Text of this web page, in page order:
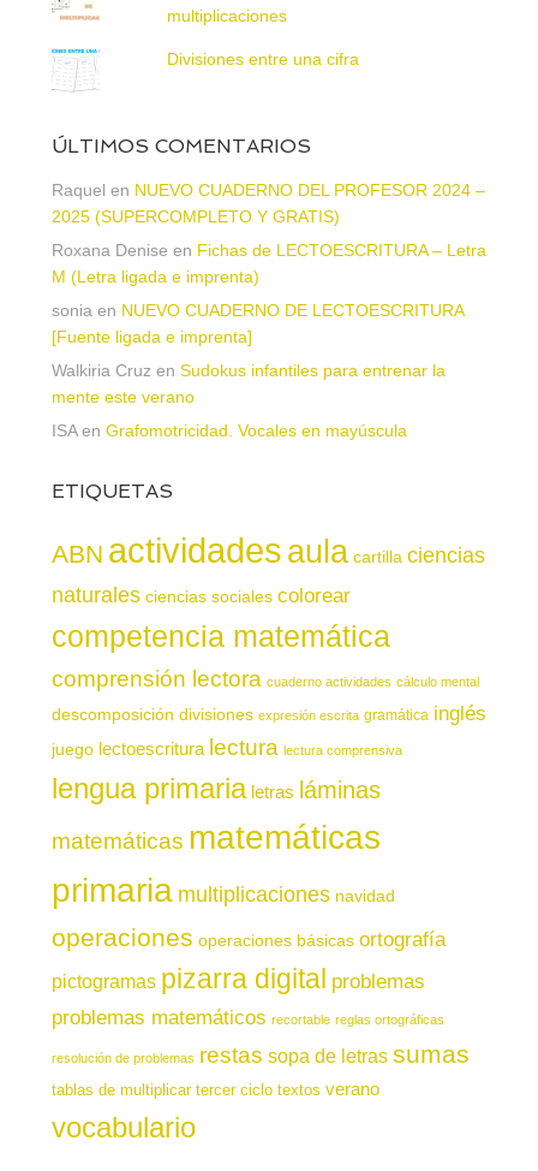
multiplicaciones
Divisiones entre una cifra
ÚLTIMOS COMENTARIOS
Raquel en NUEVO CUADERNO DEL PROFESOR 2024 –
2025 (SUPERCOMPLETO Y GRATIS)
Roxana Denise en Fichas de LECTOESCRITURA – Letra
M (Letra ligada e imprenta)
sonia en NUEVO CUADERNO DE LECTOESCRITURA
[Fuente ligada e imprenta]
Walkiria Cruz en Sudokus infantiles para entrenar la
mente este verano
ISAen Grafomotricidad. Vocales en mayúscula
ETIQUETAS
ABN actividadesaula cartilla ciencias
naturales ciencias sociales colorear
competencia matemática
comprensión lectora cuaderno actividades cálculo mental
descomposición divisiones expresión escrita gramática inglés
juego lectoescritura lectura lectura comprensiva
lengua primaria letras láminas
matemáticas matemáticas
primaria multiplicaciones navidad
operaciones operaciones básicas ortografía
pictogramas pizarra digital problemas
problemas matemáticos recortable reglas ortográficas
resolución de problemas restas sopa de letras sumas
tablas de multiplicar tercer ciclo textos verano
vocabulario